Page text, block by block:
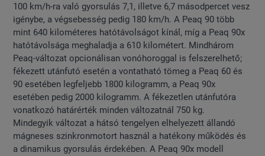
100 km/h-ra való gyorsulás 7,1, illetve 6,7 másodpercet vesz
igénybe, a végsebesség pedig 180 km/h. A Peaq 90 több
mint 640 kilométeres hatótávolságot kínál, míg a Peaq 90x
hatótávolsága meghaladja a 610 kilométert. Mindhárom
Peaq-változat opcionálisan vonóhoroggal is felszerelhető;
fékezett utánfutó esetén a vontatható tömeg a Peaq 60 és
90 esetében legfeljebb 1800 kilogramm, a Peaq 90x
esetében pedig 2000 kilogramm. A fékezetlen utánfutóra
vonatkozó határérték minden változatnál 750 kg.
Mindegyik változat a hátsó tengelyen elhelyezett állandó
mágneses szinkronmotort használ a hatékony működés és
a dinamikus gyorsulás érdekében. A Peaq 90x modell